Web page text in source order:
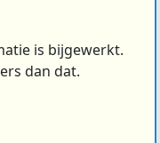
is bijgewerkt.
dan dat.